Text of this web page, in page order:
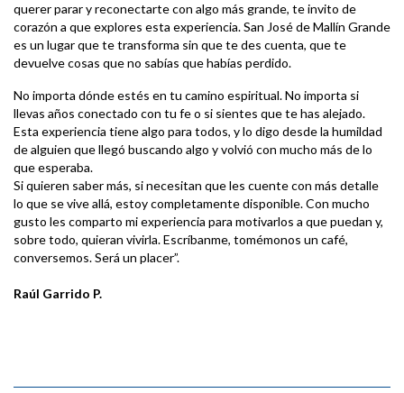
querer parar y reconectarte con algo más grande, te invito de
corazón a que explores esta experiencia. San José de Mallín Grande
es un lugar que te transforma sin que te des cuenta, que te
devuelve cosas que no sabías que habías perdido.
No importa dónde estés en tu camino espiritual. No importa si
llevas años conectado con tu fe o si sientes que te has alejado.
Esta experiencia tiene algo para todos, y lo digo desde la humildad
de alguien que llegó buscando algo y volvió con mucho más de lo
que esperaba.
Si quieren saber más, si necesitan que les cuente con más detalle
lo que se vive allá, estoy completamente disponible. Con mucho
gusto les comparto mi experiencia para motivarlos a que puedan y,
sobre todo, quieran vivirla. Escríbanme, tomémonos un café,
conversemos. Será un placer”.
Raúl Garrido P.